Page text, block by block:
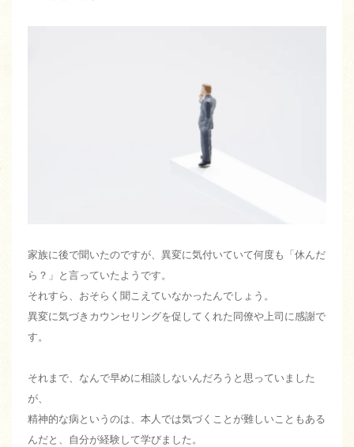
家族に後で聞いたのですが、異変に気付いていて何度も「休んだ
ら？」と言っていたようです。
それすら、おそらく聞こえていなかったんでしょう。
異変に気づきカウンセリングを促してくれた同僚や上司に感謝で
す。
それまで、なんで早めに相談しないんだろうと思っていました
が、
精神的な病というのは、本人では気づくことが難しいこともある
んだと、自分が経験して学びました。